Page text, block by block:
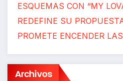
ESQUEMAS CON “MY
REDEFINE SU
PROMETE ENCENDER
Archivos